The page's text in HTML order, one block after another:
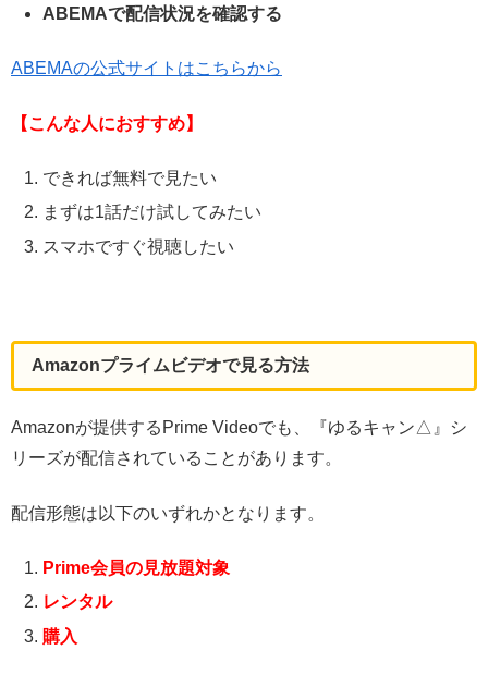
ABEMAで配信状況を確認する
ABEMAの公式サイトはこちらから
【こんな人におすすめ】
できれば無料で見たい
まずは1話だけ試してみたい
スマホですぐ視聴したい
Amazonプライムビデオで見る方法
Amazonが提供するPrime Videoでも、『ゆるキャン△』シ
リーズが配信されていることがあります。
配信形態は以下のいずれかとなります。
Prime会員の見放題対象
レンタル
購入